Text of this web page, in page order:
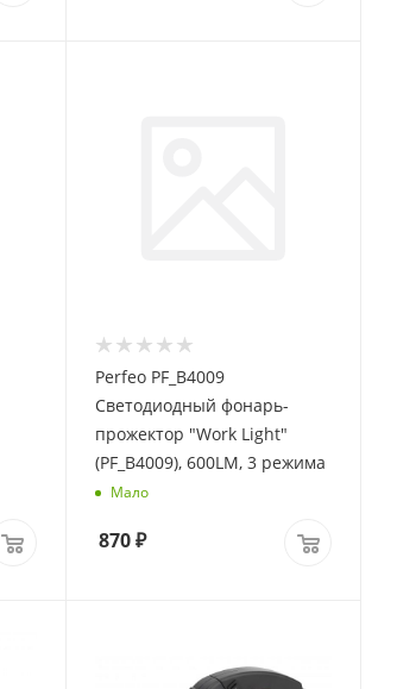
Perfeo PF_B4009
Светодиодный фонарь-
прожектор "Work Light"
(PF_B4009), 600LM, 3 режима
Мало
870₽